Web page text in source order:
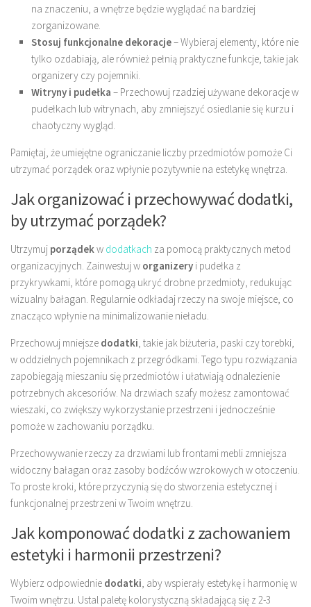
na znaczeniu, a wnętrze będzie wyglądać na bardziej
zorganizowane.
Stosuj funkcjonalne dekoracje– Wybieraj elementy, które nie
tylko ozdabiają, ale również pełnią praktyczne funkcje, takie jak
organizery czy pojemniki.
Witryny i pudełka – Przechowuj rzadziej używane dekoracje w
pudełkach lub witrynach, aby zmniejszyć osiedlanie się kurzu i
chaotyczny wygląd.
Pamiętaj, że umiejętne ograniczanie liczby przedmiotów pomoże Ci
utrzymać porządek oraz wpłynie pozytywnie na estetykę wnętrza.
Jak organizować i przechowywać dodatki,
by utrzymać porządek?
Utrzymuj porządek w dodatkach za pomocą praktycznych metod
organizacyjnych. Zainwestuj w organizery i pudełka z
przykrywkami, które pomogą ukryć drobne przedmioty, redukując
wizualny bałagan. Regularnie odkładaj rzeczy na swoje miejsce, co
znacząco wpłynie na minimalizowanie nieładu.
Przechowuj mniejsze dodatki , takie jak biżuteria, paski czy torebki,
w oddzielnych pojemnikach z przegródkami. Tego typu rozwiązania
zapobiegają mieszaniu się przedmiotów i ułatwiają odnalezienie
potrzebnych akcesoriów. Na drzwiach szafy możesz zamontować
wieszaki, co zwiększy wykorzystanie przestrzeni i jednocześnie
pomoże w zachowaniu porządku.
Przechowywanie rzeczy za drzwiami lub frontami mebli zmniejsza
widoczny bałagan oraz zasoby bodźców wzrokowych w otoczeniu.
To proste kroki, które przyczynią się do stworzenia estetycznej i
funkcjonalnej przestrzeni w Twoim wnętrzu.
Jak komponować dodatki z zachowaniem
estetyki i harmonii przestrzeni?
Wybierz odpowiednie dodatki , aby wspierały estetykę i harmonię w
Twoim wnętrzu. Ustal paletę kolorystyczną składającą się z 2-3